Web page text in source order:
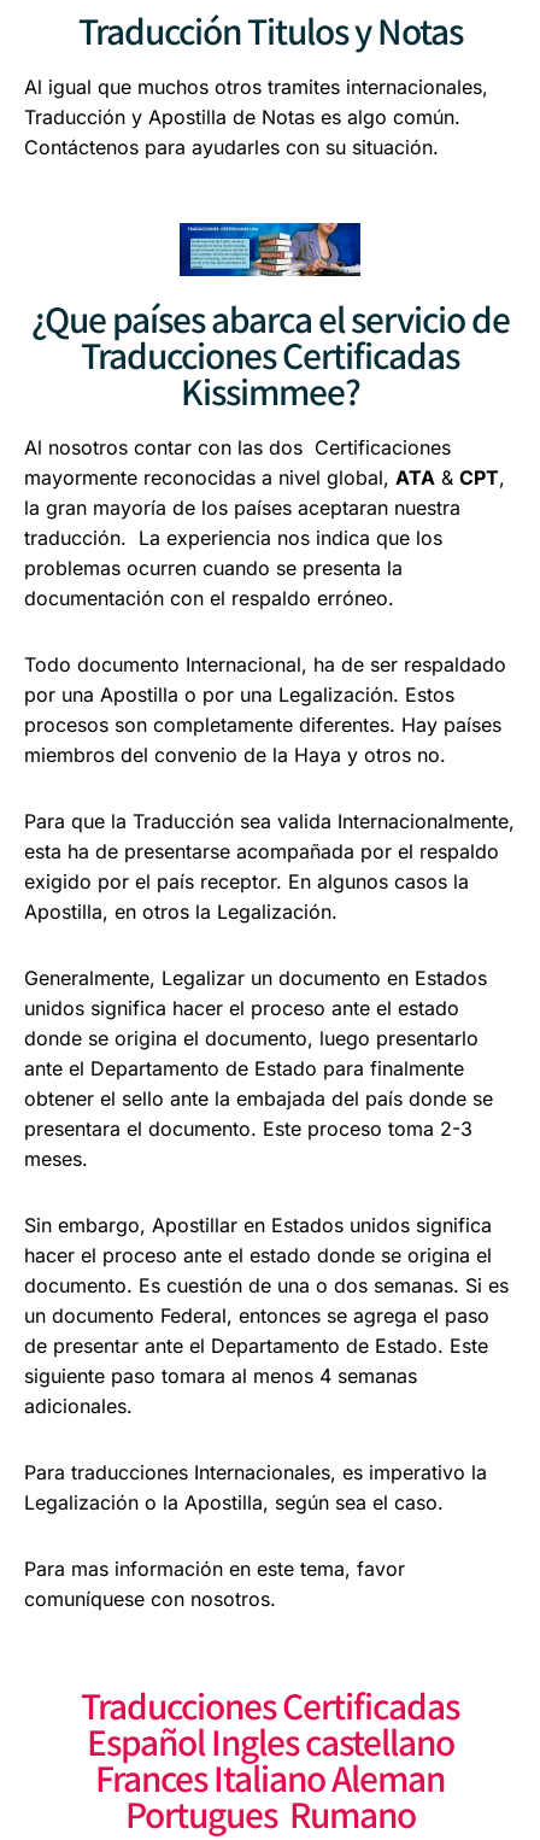
Traducción Titulos y Notas
Al igual que muchos otros tramites internacionales,
Traducción y Apostilla de Notas es algo común.
Contáctenos para ayudarles con su situación.
¿Que países abarca el servicio de
Traducciones Certificadas
Kissimmee?
Al nosotros contar con las dos Certificaciones
mayormente reconocidas a nivel global, ATA & CPT,
la gran mayoría de los países aceptaran nuestra
traducción. La experiencia nos indica que los
problemas ocurren cuando se presenta la
documentación con el respaldo erróneo.
Todo documento Internacional, ha de ser respaldado
por una Apostilla o por una Legalización. Estos
procesos son completamente diferentes. Hay países
miembros del convenio de la Haya y otros no.
Para que la Traducción sea valida Internacionalmente,
esta ha de presentarse acompañada por el respaldo
exigido por el país receptor. En algunos casos la
Apostilla, en otros la Legalización.
Generalmente, Legalizar un documento en Estados
unidos significa hacer el proceso ante el estado
donde se origina el documento, luego presentarlo
ante el Departamento de Estado para finalmente
obtener el sello ante la embajada del país donde se
presentara el documento. Este proceso toma 2-3
meses.
Sin embargo, Apostillar en Estados unidos significa
hacer el proceso ante el estado donde se origina el
documento. Es cuestión de una o dos semanas. Si es
un documento Federal, entonces se agrega el paso
de presentar ante el Departamento de Estado. Este
siguiente paso tomara al menos 4 semanas
adicionales.
Para traducciones Internacionales, es imperativo la
Legalización o la Apostilla, según sea el caso.
Para mas información en este tema, favor
comuníquese con nosotros.
Traducciones Certificadas
Español Ingles castellano
Frances Italiano Aleman
Portugues Rumano